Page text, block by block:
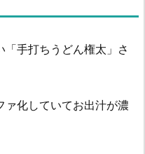
手打ちうどん権太」さ
ァ化していてお出汁が濃